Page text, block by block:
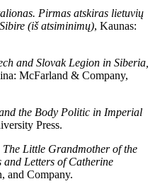
Pirmas atskiras lietuvių
(iš atsiminimų), Kaunas:
and Slovak Legion in Siberia,
McFarland & Company,
the Body Politic in Imperial
Press.
The Little Grandmother of the
and Letters of Catherine
and Company.